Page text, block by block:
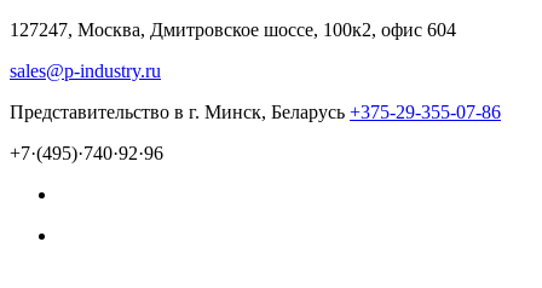
127247, Москва, Дмитровское шоссе, 100к2, офис 604
sales@p-industry.ru
Представительство в г. Минск, Беларусь +375-29-355-07-86
+7·(495)·740·92·96